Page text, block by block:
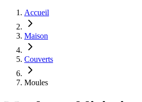
Accueil
Maison
Couverts
Moules